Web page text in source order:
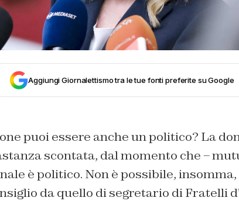
Aggiungi Giornalettismo tra le tue fonti preferite su Google
puoi essere anche un politico? La
scontata, dal momento che –
è politico. Non è possibile,
da quello di segretario di Fratelli